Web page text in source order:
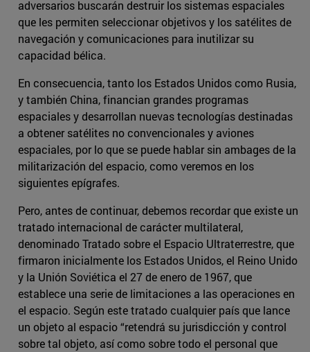
adversarios buscarán destruir los sistemas espaciales
que les permiten seleccionar objetivos y los satélites de
navegación y comunicaciones para inutilizar su
capacidad bélica.
En consecuencia, tanto los Estados Unidos como Rusia,
y también China, financian grandes programas
espaciales y desarrollan nuevas tecnologías destinadas
a obtener satélites no convencionales y aviones
espaciales, por lo que se puede hablar sin ambages de la
militarización del espacio, como veremos en los
siguientes epígrafes.
Pero, antes de continuar, debemos recordar que existe un
tratado internacional de carácter multilateral,
denominado Tratado sobre el Espacio Ultraterrestre, que
firmaron inicialmente los Estados Unidos, el Reino Unido
y la Unión Soviética el 27 de enero de 1967, que
establece una serie de limitaciones a las operaciones en
el espacio. Según este tratado cualquier país que lance
un objeto al espacio “retendrá su jurisdicción y control
sobre tal objeto, así como sobre todo el personal que